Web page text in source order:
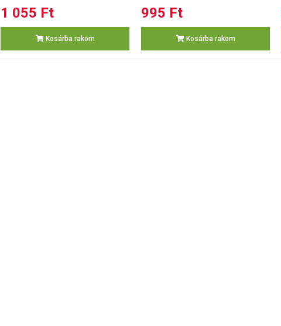
1 055 Ft
Kosárba rakom
995 Ft
Kosárba rakom